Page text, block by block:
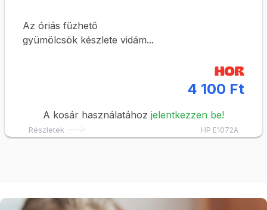
Az óriás fűzhető
gyümölcsök készlete vidám...
4 100 Ft
A kosár használatához jelentkezzen be!
Részletek HP E1072A